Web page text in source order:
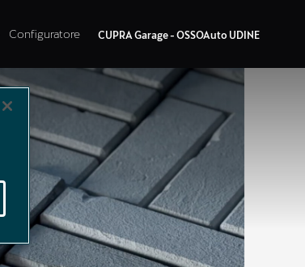
Configuratore CUPRA Garage - OSSOAuto UDINE